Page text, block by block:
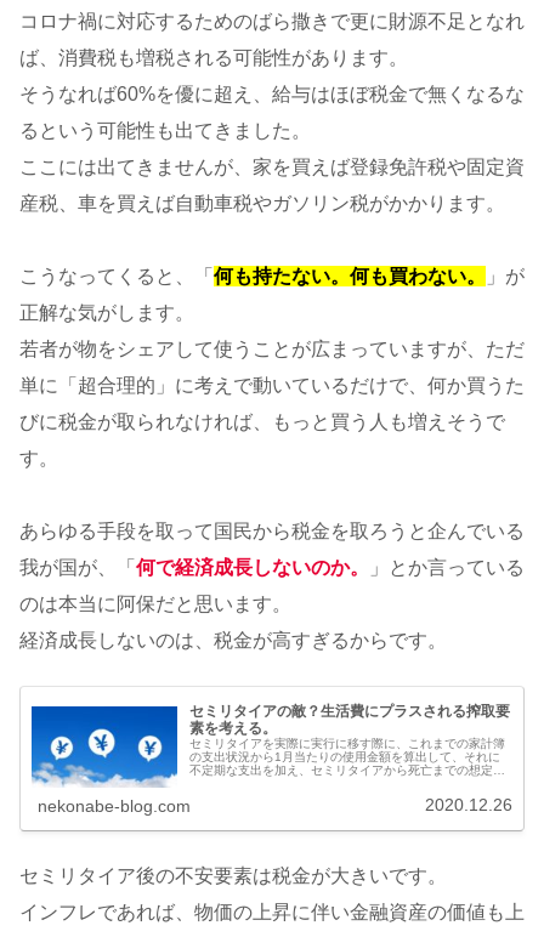
コロナ禍に対応するためのばら撒きで更に財源不足となれ
ば、消費税も増税される可能性があります。
そうなれば60%を優に超え、給与はほぼ税金で無くなるな
るという可能性も出てきました。
ここには出てきませんが、家を買えば登録免許税や固定資
産税、車を買えば自動車税やガソリン税がかかります。
こうなってくると、「 何も持たない。何も買わない。
」が
正解な気がします。
若者が物をシェアして使うことが広まっていますが、ただ
単に「超合理的」に考えで動いているだけで、何か買うた
びに税金が取られなければ、もっと買う人も増えそうで
す。
あらゆる手段を取って国民から税金を取ろうと企んでいる
我が国が、「 何で経済成長しないのか。
」とか言っている
のは本当に阿保だと思います。
経済成長しないのは、税金が高すぎるからです。
セミリタイアの敵？生活費にプラスされる搾取要
素を考える。
セミリタイアを実際に実行に移す際に、これまでの家計簿
の支出状況から1月当たりの使用金額を算出して、それに
不定期な支出を加え、セミリタイアから死亡までの想定年
nekonabe-blog.com 2020.12.26
セミリタイア後の不安要素は税金が大きいです。
インフレであれば、物価の上昇に伴い金融資産の価値も上